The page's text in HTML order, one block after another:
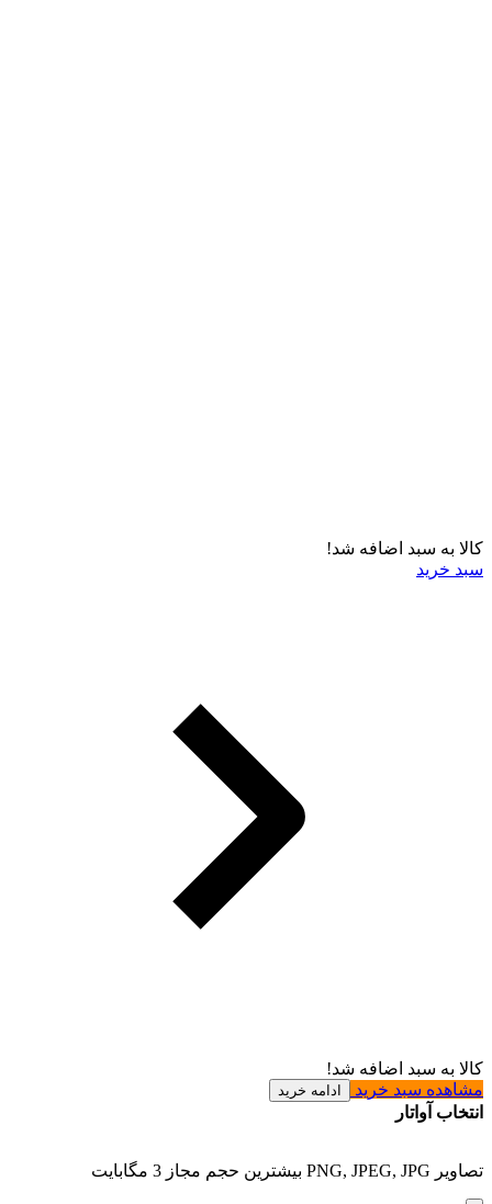
کالا به سبد اضافه شد!
سبد خرید
کالا به سبد اضافه شد!
مشاهده سبد خرید
ادامه خرید
انتخاب آواتار
تصاویر PNG, JPEG, JPG بیشترین حجم مجاز 3 مگابایت